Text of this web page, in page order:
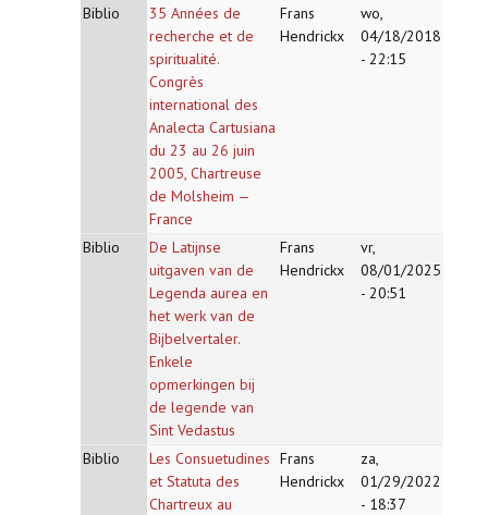
Biblio
35 Années de
recherche et de
spiritualité.
Congrès
international des
Analecta Cartusiana
du 23 au 26 juin
2005, Chartreuse
de Molsheim —
France
Frans
Hendrickx
wo,
04/18/2018
- 22:15
Biblio
De Latijnse
uitgaven van de
Legenda aurea en
het werk van de
Bijbelvertaler.
Enkele
opmerkingen bij
de legende van
Sint Vedastus
Frans
Hendrickx
vr,
08/01/2025
- 20:51
Biblio
Les Consuetudines
et Statuta des
Chartreux au
Frans
Hendrickx
za,
01/29/2022
- 18:37